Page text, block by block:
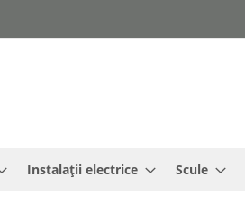
Instalații electrice Scule